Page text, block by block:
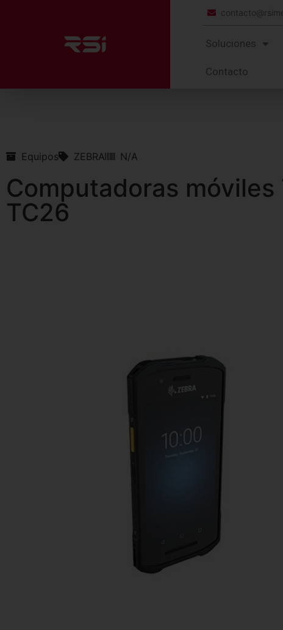
Soluciones
Contacto
Equipos ZEBRA N/A
Computadoras móviles
TC26